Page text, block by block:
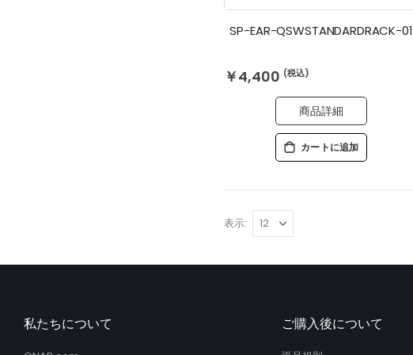
SP-EAR-QSWSTANDARDRACK-01
￥4,400
商品詳細
カートに追加
表示
私たちについて ご購入後について